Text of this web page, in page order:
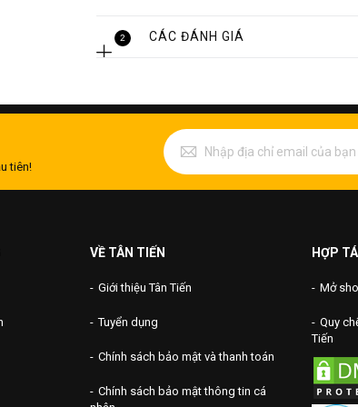
rất tốt, nhất là chống ăn mòn dung dịch.
2 CÁC ĐÁNH GIÁ
tiên!
VỀ TÂN TIẾN
Giới thiệu Tân Tiến
Tuyển dụng
Chính sách bảo mật và thanh toán
Chính sách bảo mật thông tin cá
HỢP
Mở
Quy
Tiến